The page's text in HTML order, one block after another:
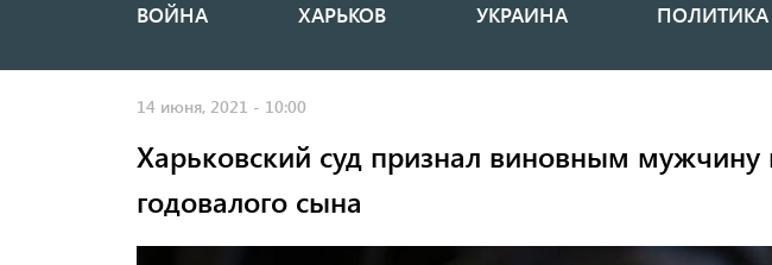
Основная
ВОЙНА ХАРЬКОВ УКРАИНА ПОЛИТИКА
14 июня, 2021 - 10:00
Харьковский суд признал виновным мужчину
годовалого сына